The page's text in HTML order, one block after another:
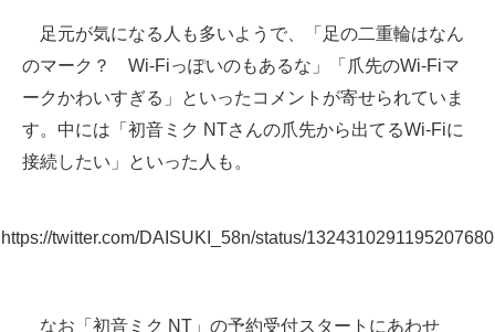
足元が気になる人も多いようで、「足の二重輪はなん
のマーク？ Wi-Fiっぽいのもあるな」「爪先のWi-Fiマ
ークかわいすぎる」といったコメントが寄せられていま
す。中には「初音ミク NTさんの爪先から出てるWi-Fiに
接続したい」といった人も。
https://twitter.com/DAISUKI_58n/status/1324310291195207680
なお「初音ミク NT」の予約受付スタートにあわせ